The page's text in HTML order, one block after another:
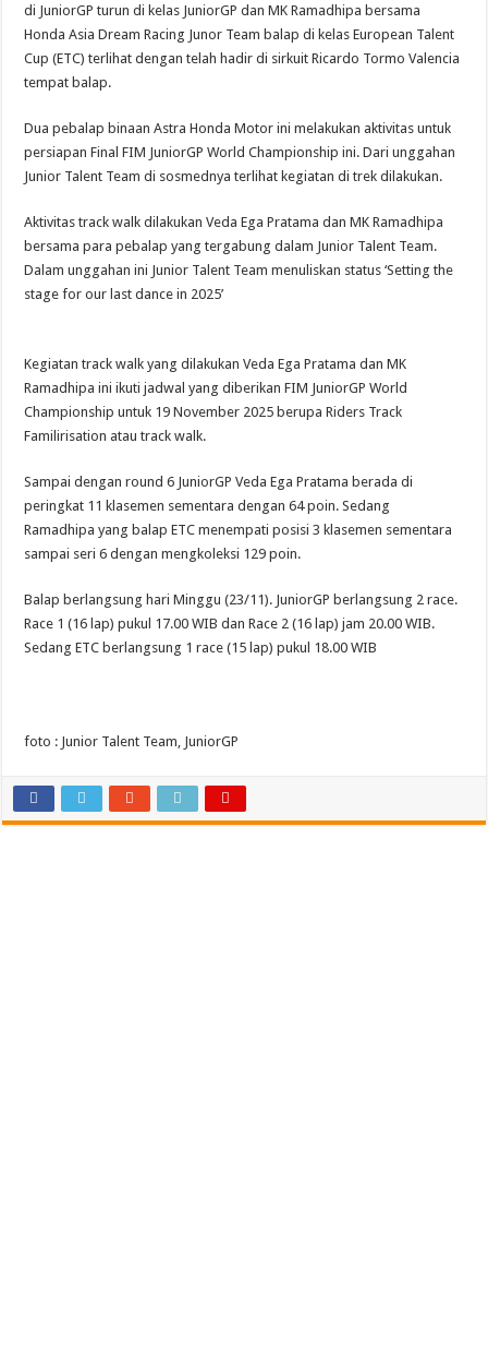
di JuniorGP turun di kelas JuniorGP dan MK Ramadhipa bersama
Honda Asia Dream Racing Junor Team balap di kelas European Talent
Cup (ETC) terlihat dengan telah hadir di sirkuit Ricardo Tormo Valencia
tempat balap.
Dua pebalap binaan Astra Honda Motor ini melakukan aktivitas untuk
persiapan Final FIM JuniorGP World Championship ini. Dari unggahan
Junior Talent Team di sosmednya terlihat kegiatan di trek dilakukan.
Aktivitas track walk dilakukan Veda Ega Pratama dan MK Ramadhipa
bersama para pebalap yang tergabung dalam Junior Talent Team.
Dalam unggahan ini Junior Talent Team menuliskan status ‘Setting the
stage for our last dance in 2025’
Kegiatan track walk yang dilakukan Veda Ega Pratama dan MK
Ramadhipa ini ikuti jadwal yang diberikan FIM JuniorGP World
Championship untuk 19 November 2025 berupa Riders Track
Familirisation atau track walk.
Sampai dengan round 6 JuniorGP Veda Ega Pratama berada di
peringkat 11 klasemen sementara dengan 64 poin. Sedang
Ramadhipa yang balap ETC menempati posisi 3 klasemen sementara
sampai seri 6 dengan mengkoleksi 129 poin.
Balap berlangsung hari Minggu (23/11). JuniorGP berlangsung 2 race.
Race 1 (16 lap) pukul 17.00 WIB dan Race 2 (16 lap) jam 20.00 WIB.
Sedang ETC berlangsung 1 race (15 lap) pukul 18.00 WIB
foto : Junior Talent Team, JuniorGP